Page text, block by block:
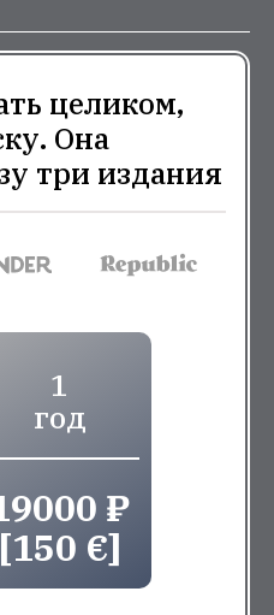
целиком,
Она
три издания
1
год
₽
[150 €]